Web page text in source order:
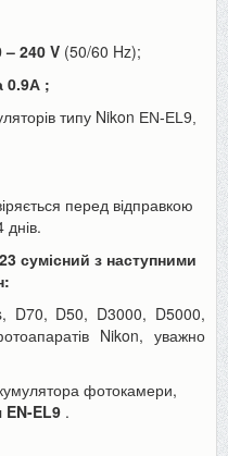
– 240 V (50/60 Hz);
0.9А ;
типу Nikon EN-EL9,
перед відправкою
сумісний з наступними
D70, D50, D3000, D5000,
Nikon, уважно
фотокамери,
EN-EL9 .